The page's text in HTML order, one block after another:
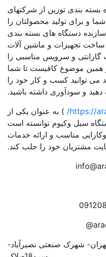
بندی توزین از شرکتهای
تولید محصولتان را
دستگاه های بسته بندی
تجهیزات و ماشین آلات
و سرویس مناسبی را
موضوع کافیست تا شما
کسب و کار خود را
و سودآوری داشته باشید.
) به عنوان یکی از
سیل وکیوم توانسته است
مناسب و ارائه خدمات
مشتریان خود را جلب کند.
شهرک صنعتی نصیرآباد-